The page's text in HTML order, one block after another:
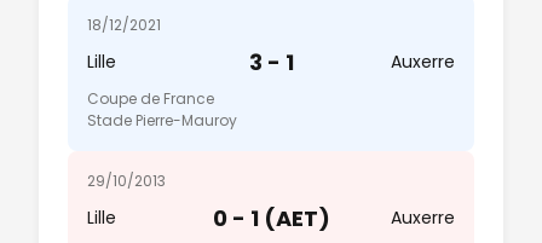
18/12/2021
Lille 3 - 1 Auxerre
Coupe de France
Stade Pierre-Mauroy
29/10/2013
Lille 0 - 1 (AET) Auxerre